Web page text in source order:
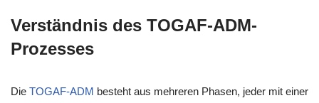
Verständnis des TOGAF-ADM-
Prozesses
Die TOGAF-ADM besteht aus mehreren Phasen, jeder mit einer